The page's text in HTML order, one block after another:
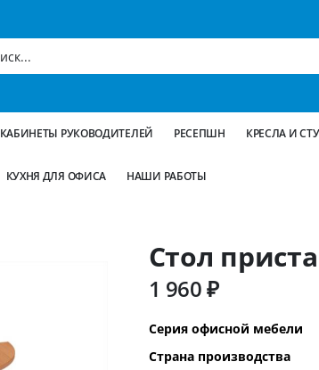
КАБИНЕТЫ РУКОВОДИТЕЛЕЙ РЕСЕПШН КРЕСЛА И
КУХНЯ ДЛЯ ОФИСА НАШИ РАБОТЫ
Стол
1 960 ₽
Дополнительная
информация
Серия офисной мебели
Страна производства